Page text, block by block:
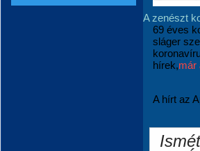
A zenészt
69 éves
sláger
hírek,már
A hírt az